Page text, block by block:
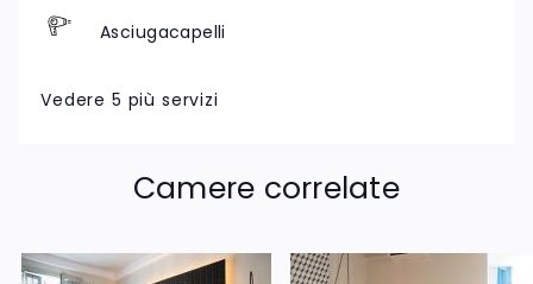
Asciugacapelli
Vedere 5 più servizi
Asciugamani
Ferro da stiro a vapore
Camere correlate